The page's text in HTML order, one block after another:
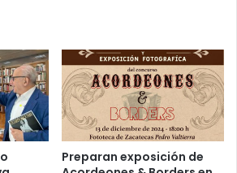
Preparan exposición de